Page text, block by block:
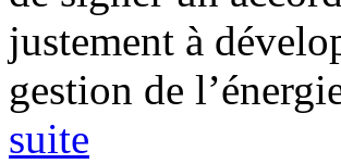
justement à
gestion de
suite